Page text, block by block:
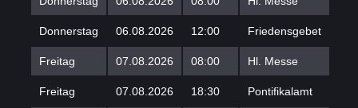
Donnerstag 06.08.2026 12:00 Friedensgebet
Freitag 07.08.2026 08:00 Hl. Messe
Freitag 07.08.2026 18:30 Pontifikalamt